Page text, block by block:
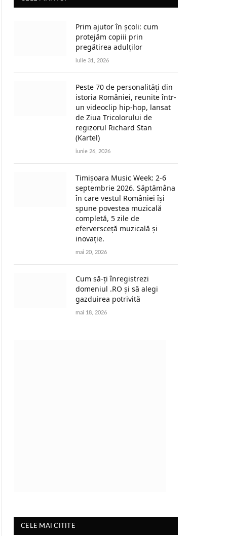
Prim ajutor în școli: cum
protejăm copiii prin
pregătirea adulților
iulie 31, 2026
Peste 70 de personalități din
istoria României, reunite într-
un videoclip hip-hop, lansat
de Ziua Tricolorului de
regizorul Richard Stan
(Kartel)
iunie 26, 2026
Timișoara Music Week: 2-6
septembrie 2026. Săptămâna
în care vestul României își
spune povestea muzicală
completă, 5 zile de
eferversceță muzicală și
inovație.
mai 20, 2026
Cum să-ți înregistrezi
domeniul .RO și să alegi
gazduirea potrivită
mai 18, 2026
CELE MAI CITITE